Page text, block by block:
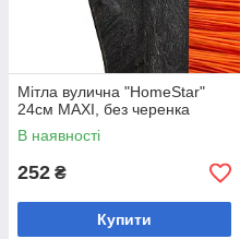
Мітла вулична "HomeStar"
24см MAXI, без черенка
В наявності
252 ₴
Купити